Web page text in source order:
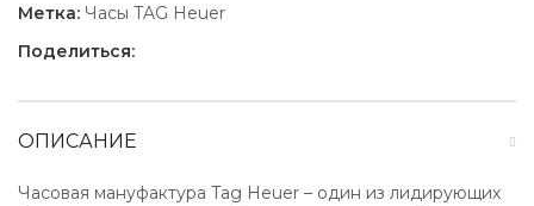
Метка: Часы TAG Heuer
Поделиться:
ОПИСАНИЕ
Часовая мануфактура Tag Heuer – один из лидирующих